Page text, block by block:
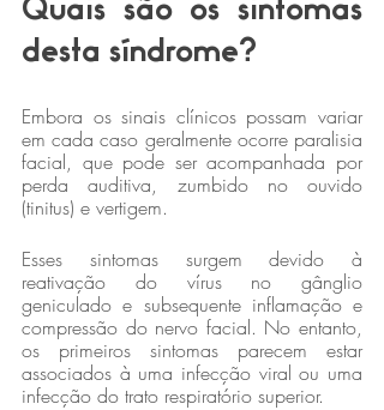
Quais são os sintomas
desta síndrome?
Embora os sinais clínicos possam variar
em cada caso geralmente ocorre paralisia
facial, que pode ser acompanhada por
perda auditiva, zumbido no ouvido
(tinitus) e vertigem.
Esses sintomas surgem devido à
reativação do vírus no gânglio
geniculado e subsequente inflamação e
compressão do nervo facial. No entanto,
os primeiros sintomas parecem estar
associados à uma infecção viral ou uma
infecção do trato respiratório superior.